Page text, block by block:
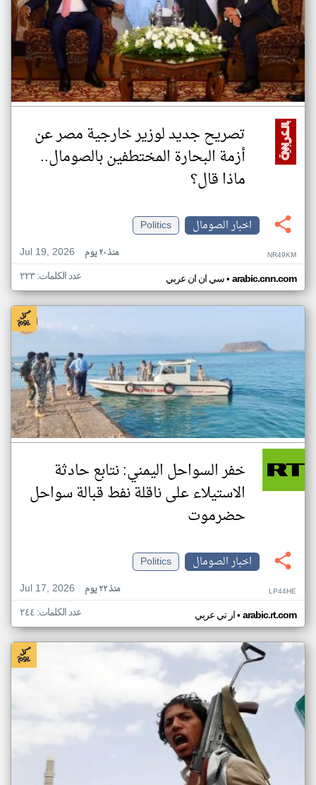
تصريح جديد لوزير خارجية مصر عن
أزمة البحارة المختطفين بالصومال..
ماذا قال؟
اخبار الصومال
Politics
Jul 19, 2026
منذ ٢٠ يوم NR49KM
سي ان ان عربي• arabic.cnn.com عدد الكلمات: ٢٢٣
خفر السواحل اليمني: نتابع حادثة
الاستيلاء على ناقلة نفط قبالة سواحل
حضرموت
اخبار الصومال
Politics
Jul 17, 2026
منذ ٢٢ يوم LP44HE
ار تي عربي• arabic.rt.com عدد الكلمات: ٢٤٤